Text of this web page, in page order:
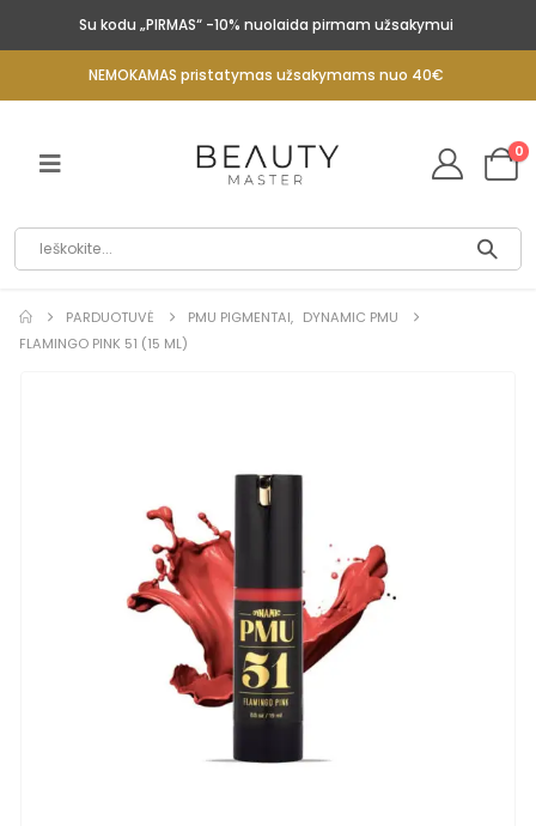
Su kodu „PIRMAS“ -10% nuolaida pirmam užsakymui
NEMOKAMAS pristatymas užsakymams nuo 40€
0
PARDUOTUVĖ PMU PIGMENTAI, DYNAMIC PMU
FLAMINGO PINK 51 (15 ML)